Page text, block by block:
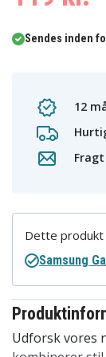
Sendes inden
12
Udforsk vores
Dette produkt
Samsung